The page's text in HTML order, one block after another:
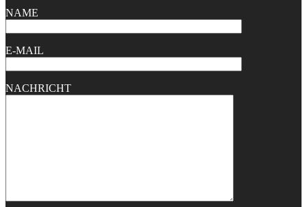
NAME
E-MAIL
NACHRICHT